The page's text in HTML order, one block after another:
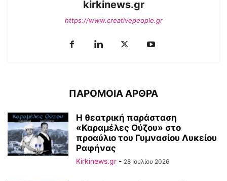
kirkinews.gr
https://www.creativepeople.gr
ΠΑΡΟΜΟΙΑ ΑΡΘΡΑ
Η θεατρική παράσταση
«Καραμέλες Ούζου» στο
προαύλιο του Γυμνασίου Λυκείου
Ραφήνας
Kirkinews.gr - 28 Ιουλίου 2026